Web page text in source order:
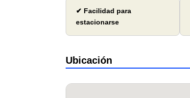
✔ Facilidad para
estacionarse
Ubicación